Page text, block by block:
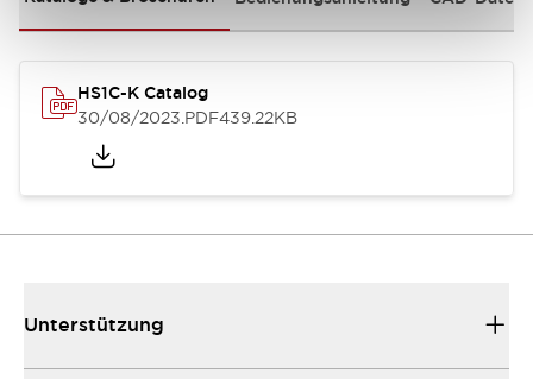
HS1C-K Catalog
30/08/2023.PDF439.22KB
Unterstützung